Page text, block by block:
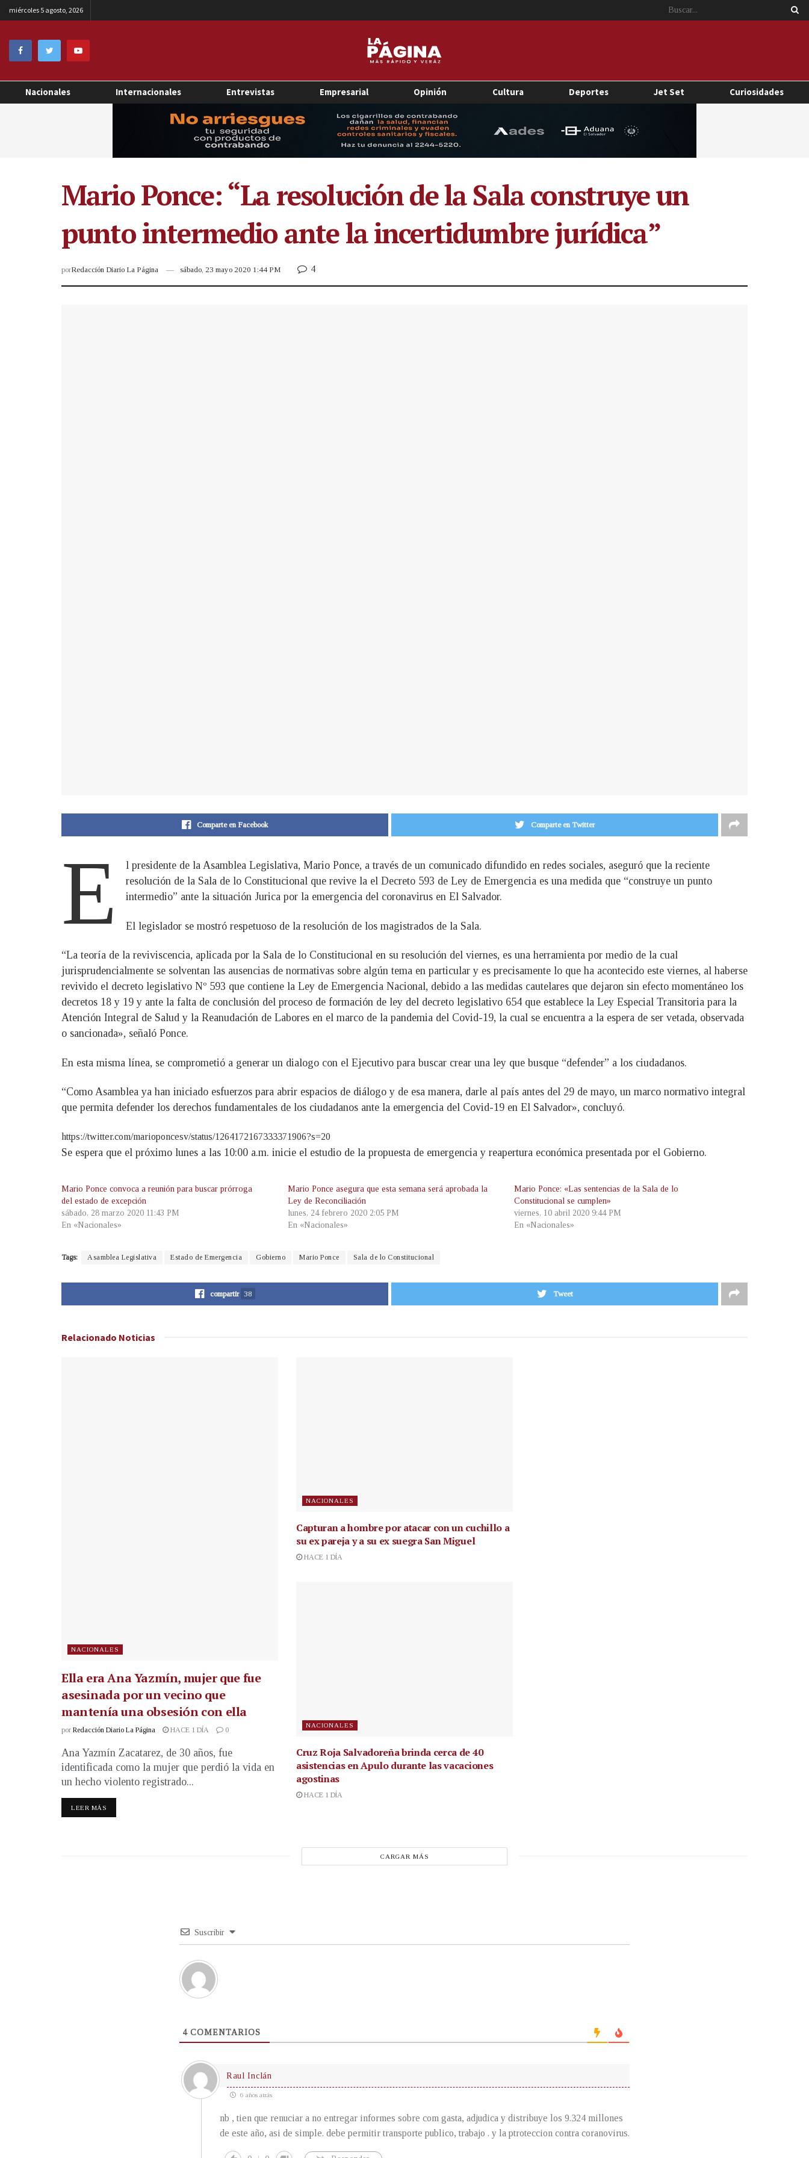
miércoles 5 agosto, 2026
Nacionales Internacionales Entrevistas Empresarial Opinión Cultura Deportes Jet Set Curiosidades
Mario Ponce: “La resolución de la Sala construye un
punto intermedio ante la incertidumbre jurídica”
porRedacción Diario La Página sábado, 23 mayo 2020 1:44 PM 4
Comparte en Facebook Comparte en Twitter
E
l presidente de la Asamblea Legislativa, Mario Ponce, a través de un comunicado difundido en redes sociales, aseguró que la reciente
resolución de la Sala de lo Constitucional que revive la el Decreto 593 de Ley de Emergencia es una medida que “construye un punto
intermedio” ante la situación Jurica por la emergencia del coronavirus en El Salvador.
El legislador se mostró respetuoso de la resolución de los magistrados de la Sala.
“La teoría de la reviviscencia, aplicada por la Sala de lo Constitucional en su resolución del viernes, es una herramienta por medio de la cual
jurisprudencialmente se solventan las ausencias de normativas sobre algún tema en particular y es precisamente lo que ha acontecido este viernes, al haberse
revivido el decreto legislativo Nº 593 que contiene la Ley de Emergencia Nacional, debido a las medidas cautelares que dejaron sin efecto momentáneo los
decretos 18 y 19 y ante la falta de conclusión del proceso de formación de ley del decreto legislativo 654 que establece la Ley Especial Transitoria para la
Atención Integral de Salud y la Reanudación de Labores en el marco de la pandemia del Covid-19, la cual se encuentra a la espera de ser vetada, observada
o sancionada», señaló Ponce.
En esta misma línea, se comprometió a generar un dialogo con el Ejecutivo para buscar crear una ley que busque “defender” a los ciudadanos.
“Como Asamblea ya han iniciado esfuerzos para abrir espacios de diálogo y de esa manera, darle al país antes del 29 de mayo, un marco normativo integral
que permita defender los derechos fundamentales de los ciudadanos ante la emergencia del Covid-19 en El Salvador», concluyó.
https://twitter.com/marioponcesv/status/1264172167333371906?s=20
Se espera que el próximo lunes a las 10:00 a.m. inicie el estudio de la propuesta de emergencia y reapertura económica presentada por el Gobierno.
Mario Ponce convoca a reunión para buscar prórroga
del estado de excepción
sábado, 28 marzo 2020 11:43 PM
En «Nacionales»
Mario Ponce asegura que esta semana será aprobada la
Ley de Reconciliación
lunes, 24 febrero 2020 2:05 PM
En «Nacionales»
Mario Ponce: «Las sentencias de la Sala de lo
Constitucional se cumplen»
viernes, 10 abril 2020 9:44 PM
En «Nacionales»
Tags: Asamblea Legislativa Estado de Emergencia Gobierno Mario Ponce Sala de lo Constitucional
compartir 38 Tweet
Relacionado Noticias
NACIONALES
Ella era Ana Yazmín, mujer que fue
asesinada por un vecino que
mantenía una obsesión con ella
por Redacción Diario La Página HACE 1 DÍA 0
Ana Yazmín Zacatarez, de 30 años, fue
identificada como la mujer que perdió la vida en
un hecho violento registrado...
LEER MÁS
NACIONALES
Capturan a hombre por atacar con un cuchillo a
su ex pareja y a su ex suegra San Miguel
HACE 1 DÍA
NACIONALES
Cruz Roja Salvadoreña brinda cerca de 40
asistencias en Apulo durante las vacaciones
agostinas
HACE 1 DÍA
CARGAR MÁS
Suscribir
4COMENTARIOS
Raul Inclán
6 años atrás
nb , tien que renuciar a no entregar informes sobre com gasta, adjudica y distribuye los 9.324 millones
de este año, asi de simple. debe permitir transporte publico, trabajo . y la ptroteccion contra coranovirus.